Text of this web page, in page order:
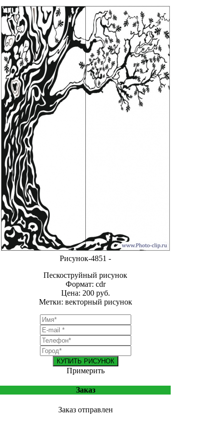
Рисунок-4851 -
Пескоструйный рисунок
Формат: cdr
Цена: 200 руб.
Метки: векторный рисунок
КУПИТЬ РИСУНОК
Примерить
Заказ
Заказ отправлен